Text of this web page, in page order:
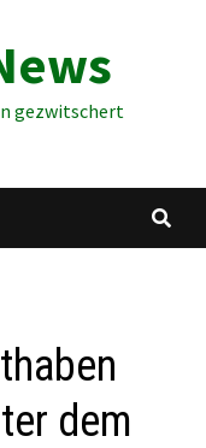
gezwitschert
dem